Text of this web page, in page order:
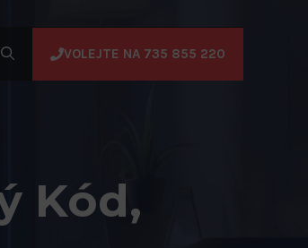
VOLEJTE NA 735 855 220
Kód,